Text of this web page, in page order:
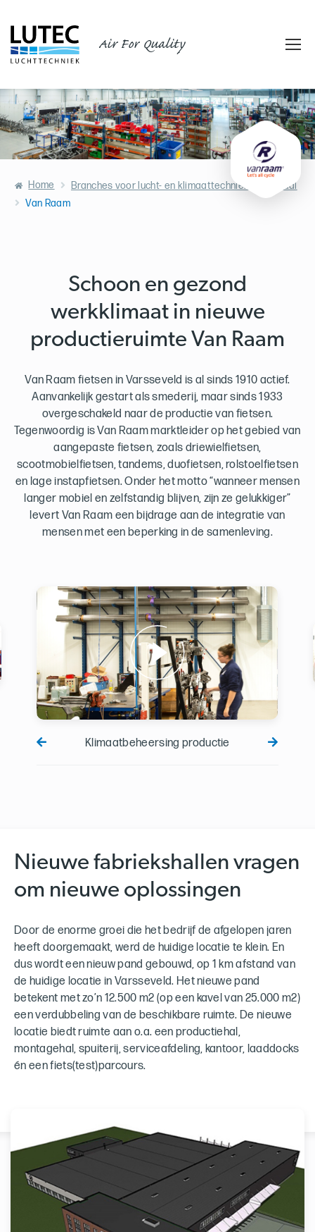
Air For Quality
Home Branches voor lucht- en klimaattechniek
Metaal
Van Raam
Schoon en gezond
werkklimaat in nieuwe
productieruimte Van Raam
Van Raam fietsen in Varsseveld is al sinds 1910 actief.
Aanvankelijk gestart als smederij, maar sinds 1933
overgeschakeld naar de productie van fietsen.
Tegenwoordig is Van Raam marktleider op het gebied van
aangepaste fietsen, zoals driewielfietsen,
scootmobielfietsen, tandems, duofietsen, rolstoelfietsen
en lage instapfietsen. Onder het motto “wanneer mensen
langer mobiel en zelfstandig blijven, zijn ze gelukkiger”
levert Van Raam een bijdrage aan de integratie van
mensen met een beperking in de samenleving.
Klimaatbeheersing productie
Nieuwe fabriekshallen vragen
om nieuwe oplossingen
Door de enorme groei die het bedrijf de afgelopen jaren
heeft doorgemaakt, werd de huidige locatie te klein. En
dus wordt een nieuw pand gebouwd, op 1 km afstand van
de huidige locatie in Varsseveld. Het nieuwe pand
betekent met zo’n 12.500 m2 (op een kavel van 25.000 m2)
een verdubbeling van de beschikbare ruimte. De nieuwe
locatie biedt ruimte aan o.a. een productiehal,
montagehal, spuiterij, serviceafdeling, kantoor, laaddocks
én een fiets(test)parcours.